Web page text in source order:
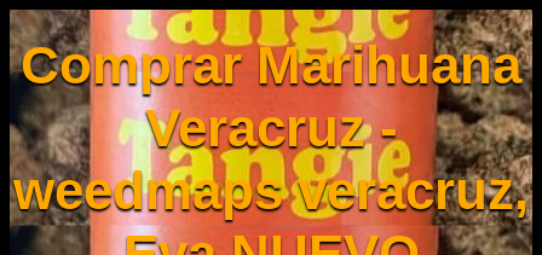
Comprar Marihuana
Veracruz -
weedmaps veracruz,